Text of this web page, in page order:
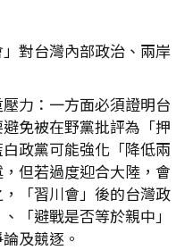
對台灣內部政治、兩岸
力：一方面必須證明台
免被在野黨批評為「押
政黨可能強化「降低兩
但若過度迎合大陸，會
「習川會」後的台灣政
「避戰是否等於親中」
及競逐。